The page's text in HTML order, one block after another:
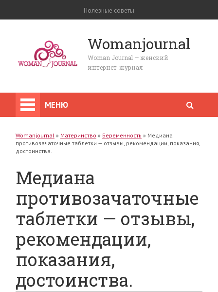
Полезные советы
Womanjournal
Woman Journal — женский
интернет-журнал
МЕНЮ
Womanjournal » Материнство » Беременность » Медиана
противозачаточные таблетки — отзывы, рекомендации, показания,
достоинства.
Медиана
противозачаточные
таблетки — отзывы,
рекомендации,
показания,
достоинства.